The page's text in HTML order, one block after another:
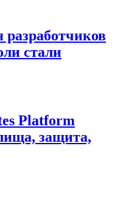
стали
Platform
защита,